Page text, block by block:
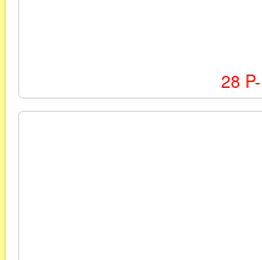
28